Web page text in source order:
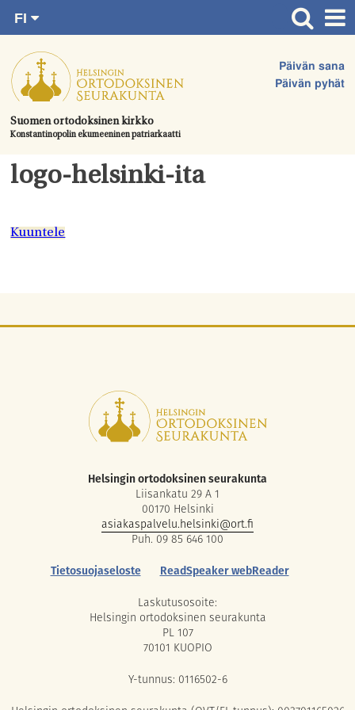
suoraan
sisältöön.
Suomen ortodoksinen kirkko
Konstantinopolin ekumeeninen patriarkaatti
Päivän sana
Päivän pyhät
FI
SV
EN
UA
Etusivu
Ajankohtaista
Juhlat & toimitukset
Kirkot
Tule mukaan
logo-helsinki-ita
Kuuntele
Helsingin ortodoksinen seurakunta
Liisankatu 29 A 1
00170 Helsinki
asiakaspalvelu.helsinki@ort.fi
Puh. 09 85 646 100
Tietosuojaseloste
ReadSpeaker webReader
Laskutusosoite:
Helsingin ortodoksinen seurakunta
PL 107
70101 KUOPIO
Y-tunnus: 0116502-6